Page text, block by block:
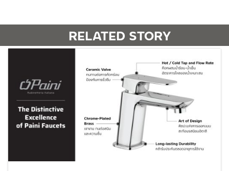
RELATED STORY